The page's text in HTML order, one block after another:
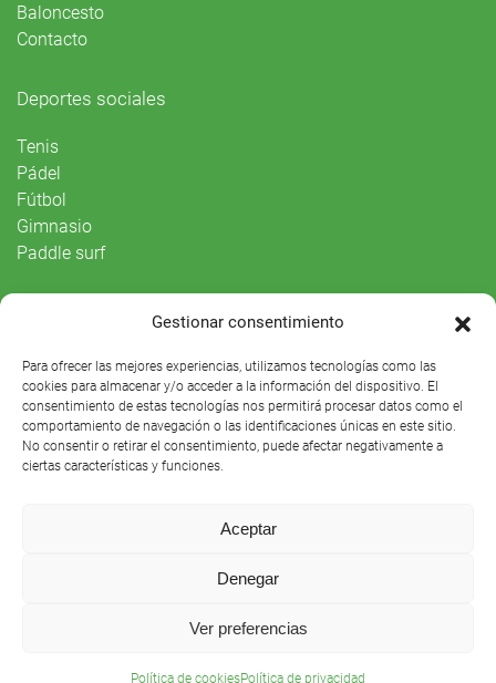
Gestionar consentimiento
Para ofrecer las mejores experiencias, utilizamos tecnologías como las
cookies para almacenar y/o acceder a la información del dispositivo. El
consentimiento de estas tecnologías nos permitirá procesar datos como el
comportamiento de navegación o las identificaciones únicas en este sitio.
No consentir o retirar el consentimiento, puede afectar negativamente a
ciertas características y funciones.
Aceptar
Denegar
Ver preferencias
Política de cookiesPolítica de privacidad
Baloncesto
Contacto
Deportes sociales
Tenis
Pádel
Fútbol
Gimnasio
Paddle surf
Agenda
Club Náutico Sevilla © 2021 |Aviso legal